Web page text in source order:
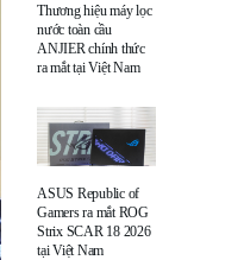
Thương hiệu máy lọc
nước toàn cầu
ANJIER chính thức
ra mắt tại Việt Nam
ASUS Republic of
Gamers ra mắt ROG
Strix SCAR 18 2026
tại Việt Nam